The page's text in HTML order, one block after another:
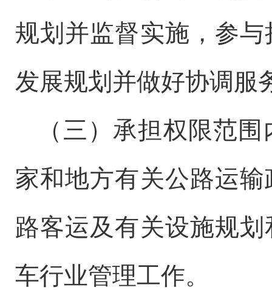
规划并监督实施，参与
发展规划并做好协调服
（ 三 ）承担权限范
家和地方有关公路运
路客运及有关设施规
车行业管理工作。